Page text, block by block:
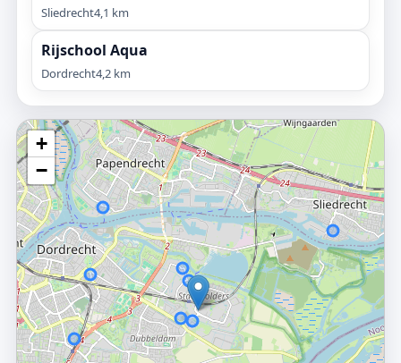
Sliedrecht4,1 km
Rijschool Aqua
Dordrecht4,2 km
+
−